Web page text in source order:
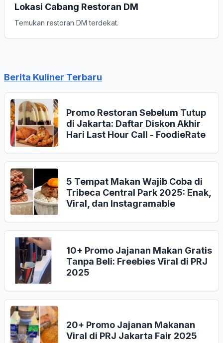
Lokasi Cabang Restoran DM
Temukan restoran DM terdekat.
Berita Kuliner Terbaru
Promo Restoran Sebelum Tutup
di Jakarta: Daftar Diskon Akhir
Hari Last Hour Call - FoodieRate
5 Tempat Makan Wajib Coba di
Tribeca Central Park 2025: Enak,
Viral, dan Instagramable
10+ Promo Jajanan Makan Gratis
Tanpa Beli: Freebies Viral di PRJ
2025
20+ Promo Jajanan Makanan
Viral di PRJ Jakarta Fair 2025